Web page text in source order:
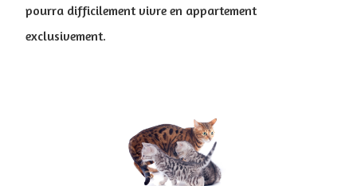
pourra difficilement vivre en appartement
exclusivement.